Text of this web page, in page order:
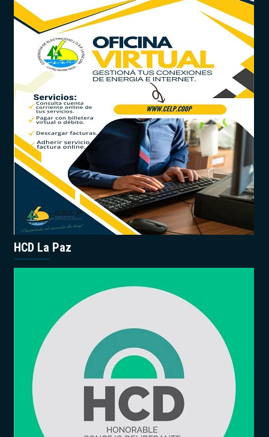
HCD La Paz